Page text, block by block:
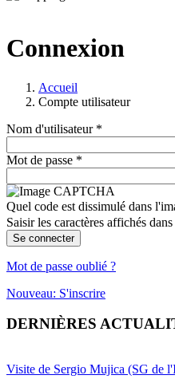
Connexion
Accueil
Compte utilisateur
Nom d'utilisateur *
Mot de passe *
Quel code est dissimulé dans
Saisir les caractères affichés
Se connecter
Mot de passe oublié ?
Nouveau: S'inscrire
DERNIÈRES
Visite de Sergio Mujica (SG de